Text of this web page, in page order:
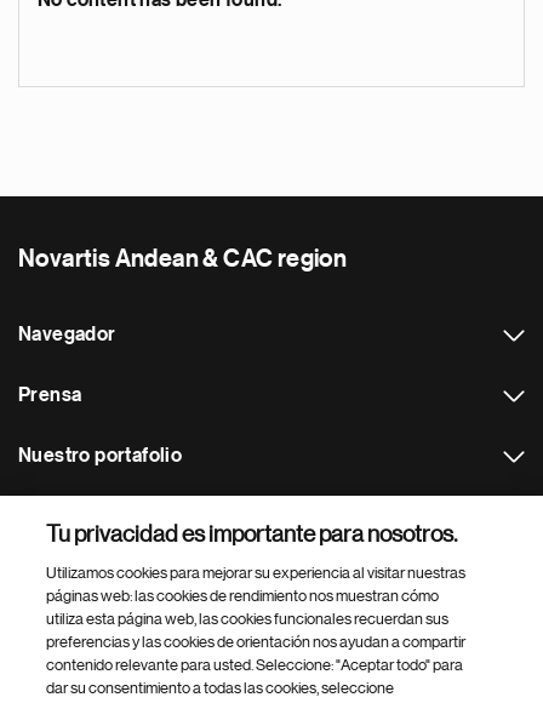
Novartis Andean & CAC region
Navegador
Prensa
Nuestro portafolio
Footer Site Search
Tu privacidad es importante para nosotros.
Utilizamos cookies para mejorar su experiencia al visitar nuestras
páginas web: las cookies de rendimiento nos muestran cómo
utiliza esta página web, las cookies funcionales recuerdan sus
preferencias y las cookies de orientación nos ayudan a compartir
contenido relevante para usted. Seleccione: "Aceptar todo" para
dar su consentimiento a todas las cookies, seleccione